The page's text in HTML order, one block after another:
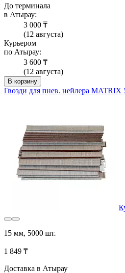
До терминала
в Атырау:
3 000 ₸
(12 августа)
Курьером
по Атырау:
3 600 ₸
(12 августа)
В корзину
Гвозди для пнев. нейлера MATRIX
15 мм, 5000 шт.
1 849 ₸
Доставка в Атырау